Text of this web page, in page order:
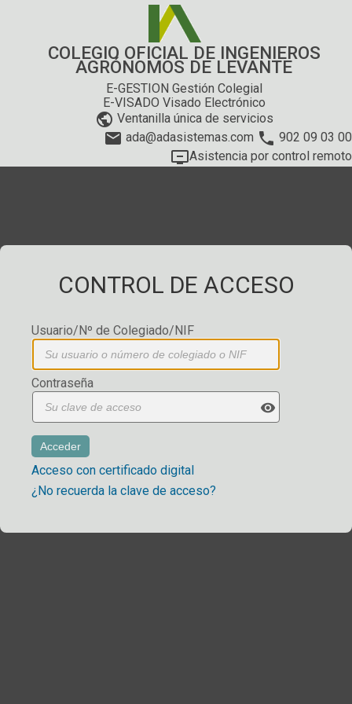
COLEGIO OFICIAL DE INGENIEROS
AGRÓNOMOS DE LEVANTE
E-GESTION Gestión Colegial
E-VISADO Visado Electrónico
public Ventanilla única de servicios
email ada@adasistemas.com phone 902 09 03 00
remove_from_queueAsistencia por control remoto
CONTROL DE ACCESO
Usuario/Nº de Colegiado/NIF
Contraseña
visibility
Acceso con certificado digital
¿No recuerda la clave de acceso?